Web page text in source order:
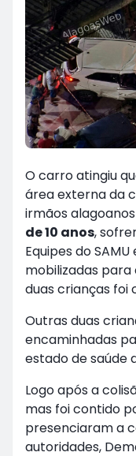
O carro atingiu
área externa da
irmãos alagoanos
de 10 anos,
Equipes do
mobilizadas para
duas crianças foi
Outras duas
encaminhadas
estado de saúde
Logo após a
mas foi contido
presenciaram a
autoridades,